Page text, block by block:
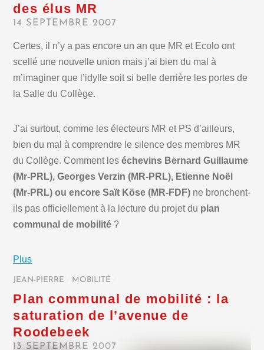
des élus MR
14 SEPTEMBRE 2007
Certes, il n’y a pas encore un an que MR et Ecolo ont
scellé une nouvelle union mais j’ai bien du mal à
m’imaginer que l’idylle soit si belle derrière les portes de
la Salle du Collège.
J’ai surtout, comme les électeurs MR et PS d’ailleurs,
bien du mal à comprendre le silence des membres MR
du Collège. Comment leséchevins Bernard Guillaume
(Mr-PRL), Georges Verzin (MR-PRL), Etienne Noël
(Mr-PRL) ou encore Saït Köse (MR-FDF) ne bronchent-
ils pas officiellement à la lecture du projet du plan
communal de mobilité ?
Plus
JEAN-PIERRE MOBILITÉ
Plan communal de mobilité : la
saturation de l’avenue de
Roodebeek
13 SEPTEMBRE 2007